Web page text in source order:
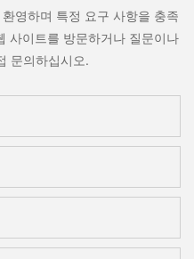
영하며 특정 요구 사항을 충족
사이트를 방문하거나 질문이나
문의하십시오.